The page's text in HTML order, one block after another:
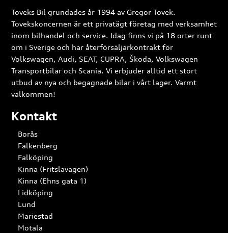
Toveks Bil grundades år 1994 av Gregor Tovek.
Tovekskoncernen är ett privatägt företag med verksamhet
inom bilhandel och service. Idag finns vi på 18 orter runt
om i Sverige och har återförsäljarkontrakt för
Volkswagen, Audi, SEAT, CUPRA, Škoda, Volkswagen
Transportbilar och Scania. Vi erbjuder alltid ett stort
utbud av nya och begagnade bilar i vårt lager. Varmt
välkommen!
Kontakt
Borås
Falkenberg
Falköping
Kinna (Fritslavägen)
Kinna (Ehns gata 1)
Lidköping
Lund
Mariestad
Motala